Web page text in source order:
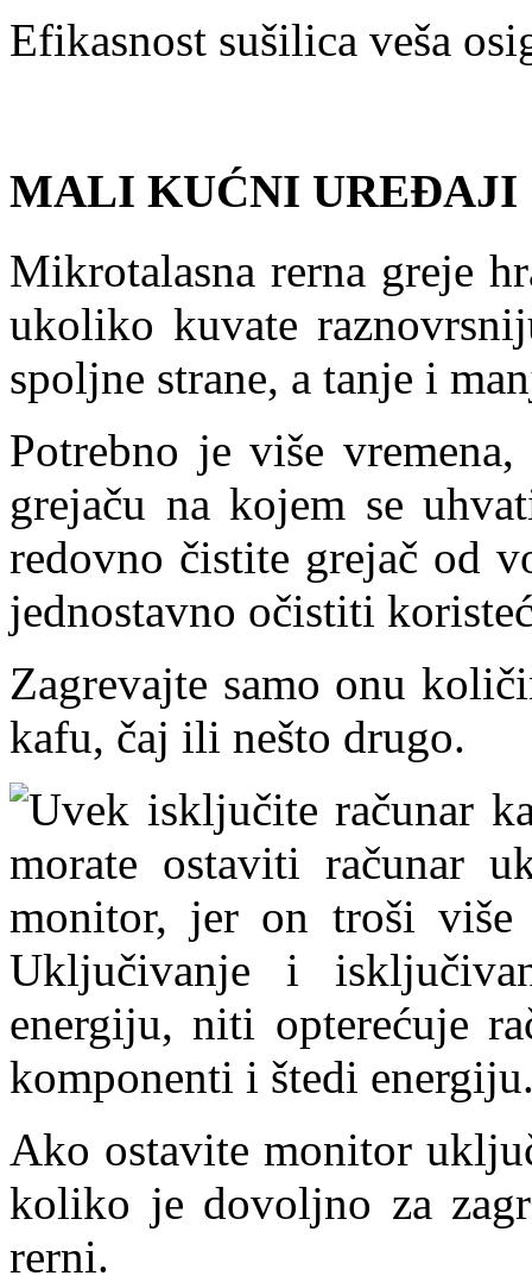
Efikasnost sušilica veša
MALI KUĆNI UREĐAJI
Mikrotalasna rerna greje
ukoliko kuvate
spoljne strane, a tanje i
Potrebno je više
grejaču na kojem se
redovno čistite grejač od
jednostavno očistiti
Zagrevajte samo onu
kafu, čaj ili nešto drugo.
Uvek isključite računar
morate ostaviti računar
monitor, jer on troši više
Uključivanje i
energiju, niti opterećuje
komponenti i štedi
Ako ostavite monitor
koliko je dovoljno za
rerni.